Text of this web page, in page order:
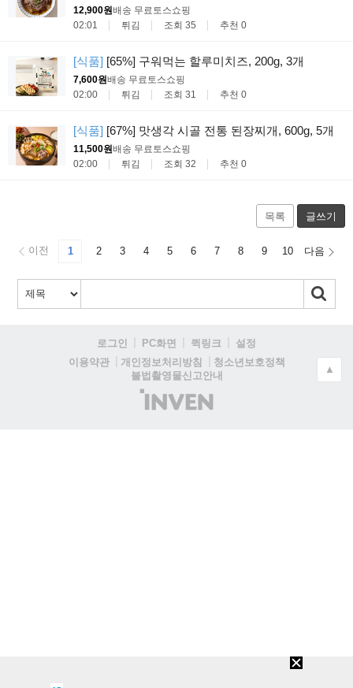
12,900원배송 무료토스쇼핑
02:01
튀김 조회 35 추천 0
[식품] [65%] 구워먹는 할루미치즈, 200g, 3개
7,600원배송 무료토스쇼핑
02:00
튀김 조회 31 추천 0
[식품] [67%] 맛생각 시골 전통 된장찌개, 600g, 5개
11,500원배송 무료토스쇼핑
02:00
튀김 조회 32 추천 0
목록 글쓰기
이전 1 2 3 4 5 6 7 8 9 10 다음
로그인 PC화면 퀵링크
설정
이용약관
개인정보처리방침
청소년보호정책
불법촬영물신고안내
(주)
인
▲